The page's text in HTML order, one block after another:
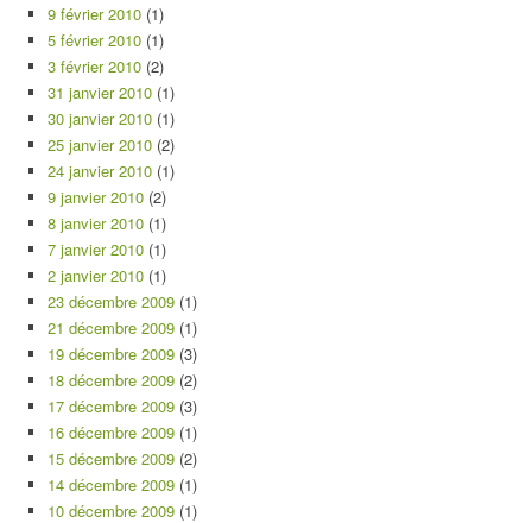
9 février 2010 (1)
5 février 2010 (1)
3 février 2010 (2)
31 janvier 2010 (1)
30 janvier 2010 (1)
25 janvier 2010 (2)
24 janvier 2010 (1)
9 janvier 2010 (2)
8 janvier 2010 (1)
7 janvier 2010 (1)
2 janvier 2010 (1)
23 décembre 2009 (1)
21 décembre 2009 (1)
19 décembre 2009 (3)
18 décembre 2009 (2)
17 décembre 2009 (3)
16 décembre 2009 (1)
15 décembre 2009 (2)
14 décembre 2009 (1)
10 décembre 2009 (1)